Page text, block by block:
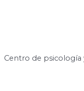
Centro de psicología